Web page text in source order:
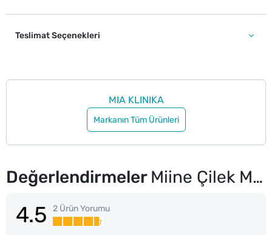
Teslimat Seçenekleri
MIA KLINIKA
Markanın Tüm Ürünleri
Değerlendirmeler Miine Çilek Makyaj Süngeri 3'lü
4.5 2 Ürün Yorumu